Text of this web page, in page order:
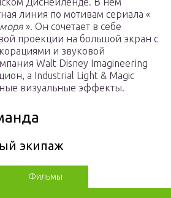
линия по мотивам сериала «
». Он сочетает в себе
проекции на большой экран с
и звуковой
Walt Disney Imagineering
а Industrial Light & Magic
визуальные эффекты.
экипаж
Фильмы